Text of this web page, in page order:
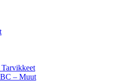
– Muut